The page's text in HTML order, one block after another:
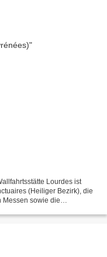
Lourdes ist
(Heiliger Bezirk), die
Messen sowie die